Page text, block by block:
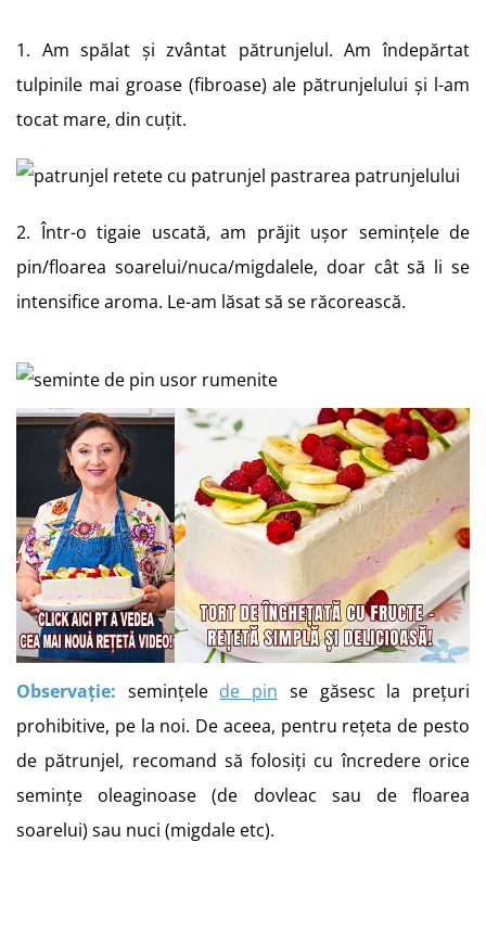
1. Am spălat și zvântat pătrunjelul. Am îndepărtat
tulpinile mai groase (fibroase) ale pătrunjelului și l-am
tocat mare, din cuțit.
2. Într-o tigaie uscată, am prăjit ușor semințele de
pin/floarea soarelui/nuca/migdalele, doar cât să li se
intensifice aroma. Le-am lăsat să se răcorească.
Observație: semințele de pin se găsesc la prețuri
prohibitive, pe la noi. De aceea, pentru rețeta de pesto
de pătrunjel, recomand să folosiți cu încredere orice
semințe oleaginoase (de dovleac sau de floarea
soarelui) sau nuci (migdale etc).